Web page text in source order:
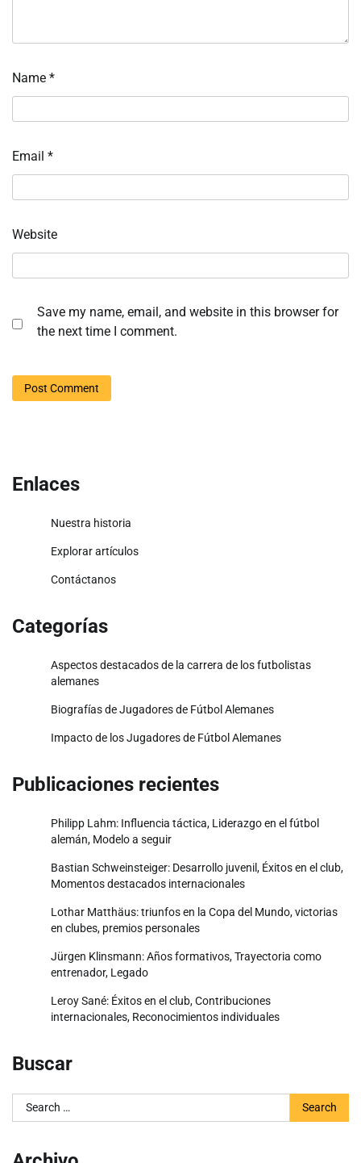
Name *
Email *
Website
Save my name, email, and website in this browser for
the next time I comment.
Enlaces
Nuestra historia
Explorar artículos
Contáctanos
Categorías
Aspectos destacados de la carrera de los futbolistas
alemanes
Biografías de Jugadores de Fútbol Alemanes
Impacto de los Jugadores de Fútbol Alemanes
Publicaciones recientes
Philipp Lahm: Influencia táctica, Liderazgo en el fútbol
alemán, Modelo a seguir
Bastian Schweinsteiger: Desarrollo juvenil, Éxitos en el club,
Momentos destacados internacionales
Lothar Matthäus: triunfos en la Copa del Mundo, victorias
en clubes, premios personales
Jürgen Klinsmann: Años formativos, Trayectoria como
entrenador, Legado
Leroy Sané: Éxitos en el club, Contribuciones
internacionales, Reconocimientos individuales
Buscar
Search
for: